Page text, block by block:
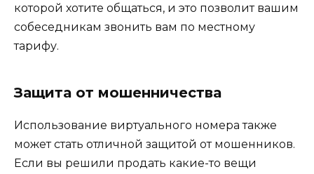
которой хотите общаться, и это позволит вашим
собеседникам звонить вам по местному
тарифу.
Защита от мошенничества
Использование виртуального номера также
может стать отличной защитой от мошенников.
Если вы решили продать какие-то вещи